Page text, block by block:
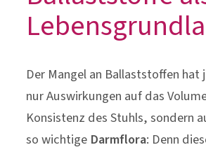
Faserstoffe als
Darmbakterien zu wenige
sich entweder der schützenden
des Darms als Nahrung – oder sie
verringerte Anzahl und Vielfalt
im Darm hat unter anderem zur